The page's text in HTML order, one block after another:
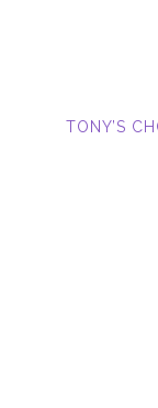
TONY’S